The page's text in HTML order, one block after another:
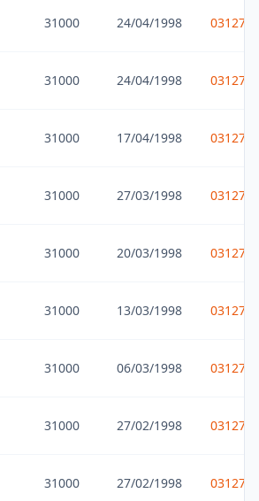
31000 24/04/1998
31000 24/04/1998
31000 17/04/1998
31000 27/03/1998
31000 20/03/1998
31000 13/03/1998
31000 06/03/1998
31000 27/02/1998
31000 27/02/1998